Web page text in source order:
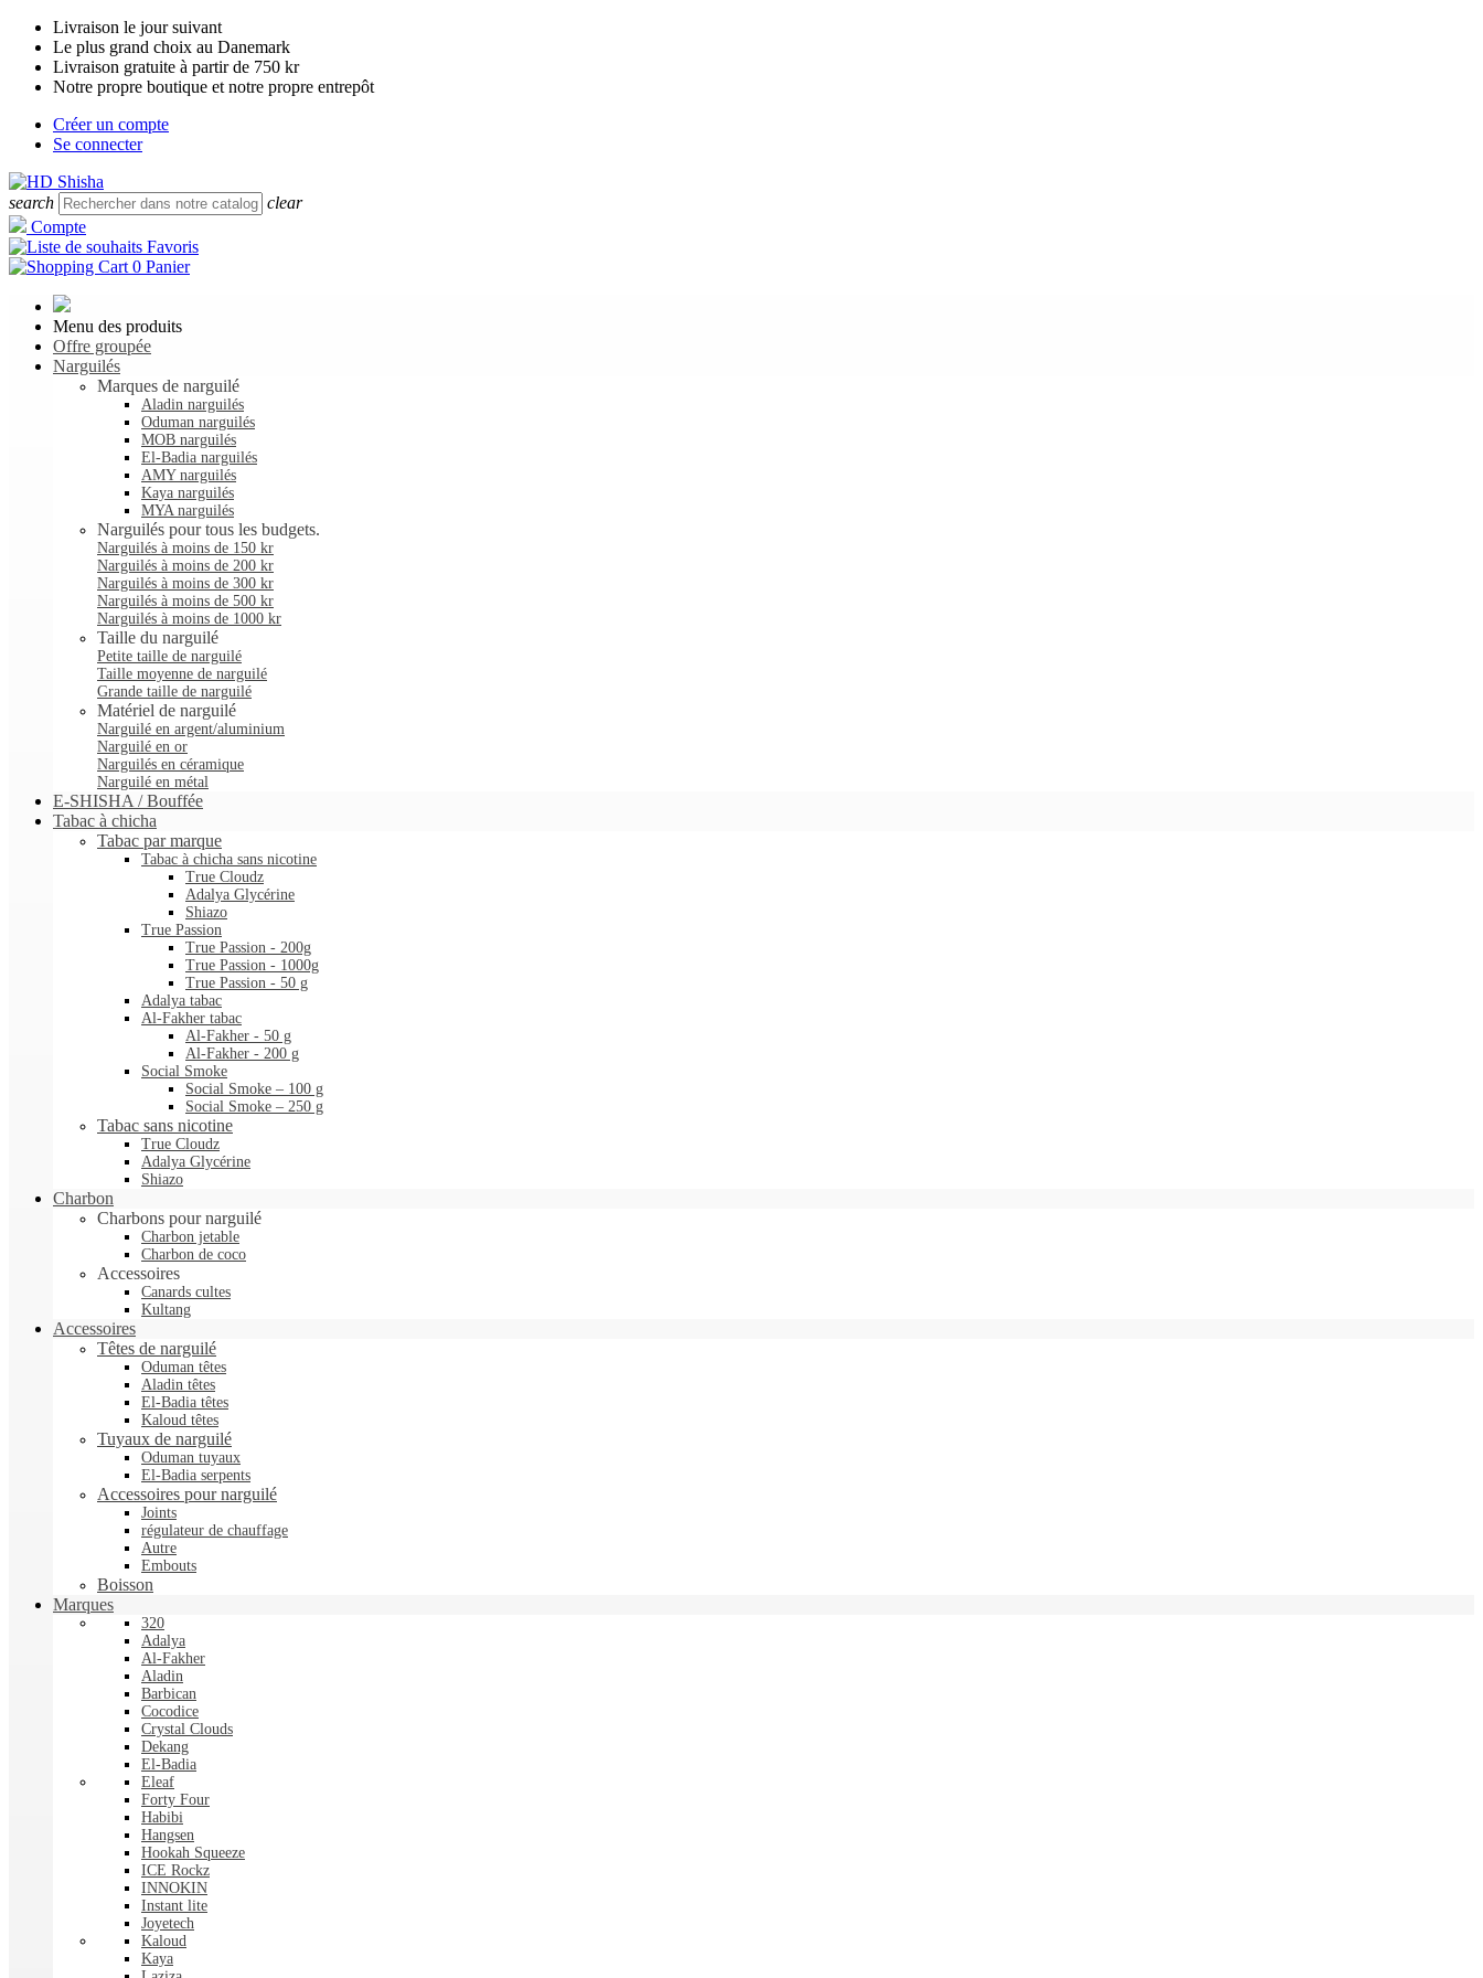
Livraison le jour suivant
Le plus grand choix au Danemark
Livraison gratuite à partir de 750 kr
Notre propre boutique et notre propre entrepôt
Créer un compte
Se connecter
search
clear
Compte
Favoris
0 Panier
Menu des produits
Offre groupée
Narguilés
Marques de narguilé
Aladin narguilés
Oduman narguilés
MOB narguilés
El-Badia narguilés
AMY narguilés
Kaya narguilés
MYA narguilés
Narguilés pour tous les budgets.
Narguilés à moins de 150 kr
Narguilés à moins de 200 kr
Narguilés à moins de 300 kr
Narguilés à moins de 500 kr
Narguilés à moins de 1000 kr
Taille du narguilé
Petite taille de narguilé
Taille moyenne de narguilé
Grande taille de narguilé
Matériel de narguilé
Narguilé en argent/aluminium
Narguilé en or
Narguilés en céramique
Narguilé en métal
E-SHISHA / Bouffée
Tabac à chicha
Tabac par marque
Tabac à chicha sans nicotine
True Cloudz
Adalya Glycérine
Shiazo
True Passion
True Passion - 200g
True Passion - 1000g
True Passion - 50 g
Adalya tabac
Al-Fakher tabac
Al-Fakher - 50 g
Al-Fakher - 200 g
Social Smoke
Social Smoke – 100 g
Social Smoke – 250 g
Tabac sans nicotine
True Cloudz
Adalya Glycérine
Shiazo
Charbon
Charbons pour narguilé
Charbon jetable
Charbon de coco
Accessoires
Canards cultes
Kultang
Accessoires
Têtes de narguilé
Oduman têtes
Aladin têtes
El-Badia têtes
Kaloud têtes
Tuyaux de narguilé
Oduman tuyaux
El-Badia serpents
Accessoires pour narguilé
Joints
régulateur de chauffage
Autre
Embouts
Boisson
Marques
320
Adalya
Al-Fakher
Aladin
Barbican
Cocodice
Crystal Clouds
Dekang
El-Badia
Eleaf
Forty Four
Habibi
Hangsen
Hookah Squeeze
ICE Rockz
INNOKIN
Instant lite
Joyetech
Kaloud
Kaya